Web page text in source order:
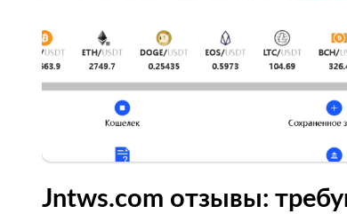
Jntws.com отзывы: